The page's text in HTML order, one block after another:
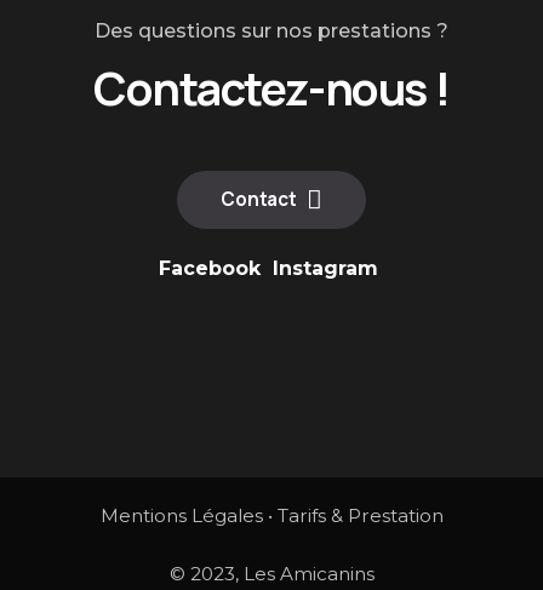
Des questions sur nos prestations ?
Contactez-nous !
Contact
Facebook Instagram
Mentions Légales• Tarifs & Prestation
© 2023, Les Amicanins